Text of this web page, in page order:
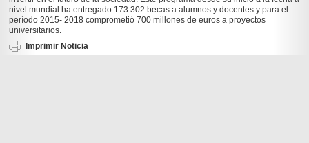
nivel mundial ha entregado 173.302 becas a alumnos y docentes y para el
período 2015- 2018 comprometió 700 millones de euros a proyectos
universitarios.
Imprimir Noticia